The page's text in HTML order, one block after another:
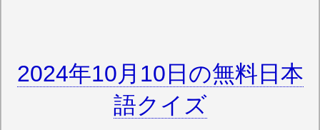
2024年10月10日の無料日本
語クイズ